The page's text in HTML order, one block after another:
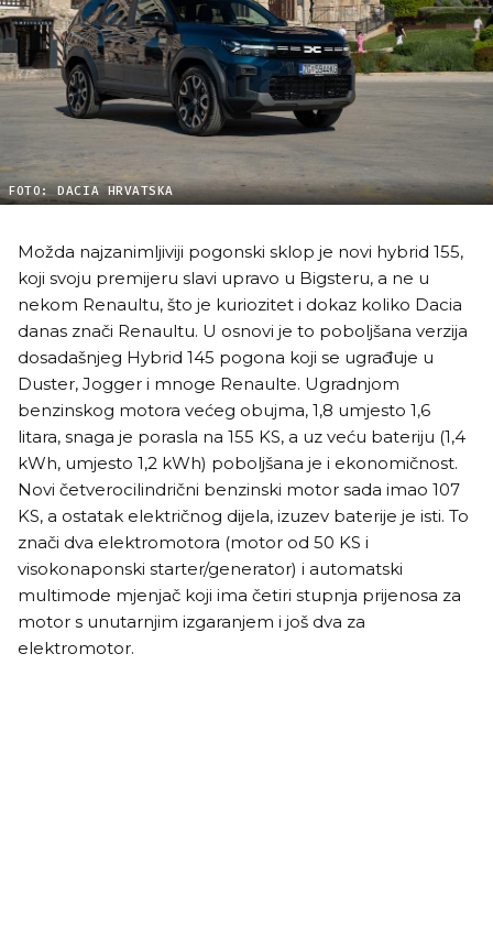
FOTO: DACIA HRVATSKA
Možda najzanimljiviji pogonski sklop je novi hybrid 155,
koji svoju premijeru slavi upravo u Bigsteru, a ne u
nekom Renaultu, što je kuriozitet i dokaz koliko Dacia
danas znači Renaultu. U osnovi je to poboljšana verzija
dosadašnjeg Hybrid 145 pogona koji se ugrađuje u
Duster, Jogger i mnoge Renaulte. Ugradnjom
benzinskog motora većeg obujma, 1,8 umjesto 1,6
litara, snaga je porasla na 155 KS, a uz veću bateriju (1,4
kWh, umjesto 1,2 kWh) poboljšana je i ekonomičnost.
Novi četverocilindrični benzinski motor sada imao 107
KS, a ostatak električnog dijela, izuzev baterije je isti. To
znači dva elektromotora (motor od 50 KS i
visokonaponski starter/generator) i automatski
multimode mjenjač koji ima četiri stupnja prijenosa za
motor s unutarnjim izgaranjem i još dva za
elektromotor.